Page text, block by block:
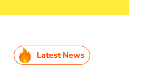
HTML / JS Code
Latest News